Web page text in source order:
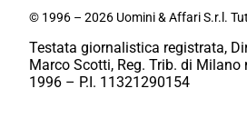
© 1996 – 2026 Uomini & Affari S.r.l.
Testata giornalistica registrata,
Marco Scotti, Reg. Trib. di Milano
1996 – P.I. 11321290154